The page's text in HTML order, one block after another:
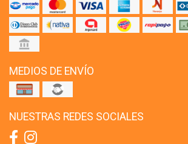
MEDIOS DE ENVÍO
NUESTRAS REDES SOCIALES